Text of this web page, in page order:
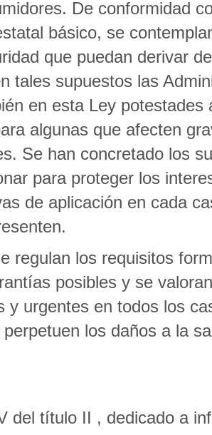
De conformidad
básico, se
que puedan derivar
tales supuestos las
en esta Ley
algunas que afecten
Se han concretado los
para proteger los
de aplicación en cada
regulan los requisitos
posibles y se
y urgentes en todos los
los daños a la
del título II , dedicado a